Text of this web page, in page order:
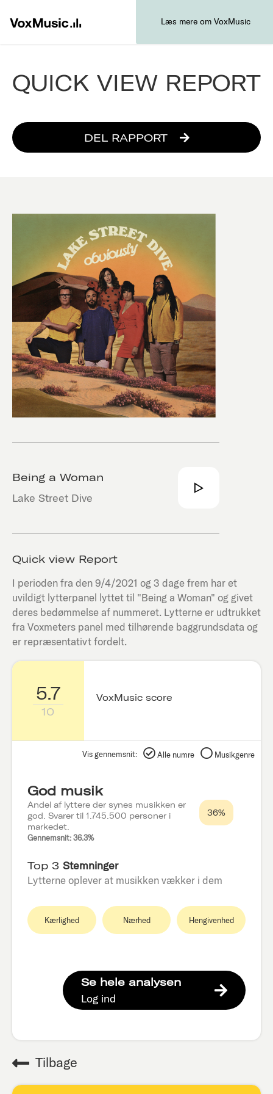
Læs mere om VoxMusic
QUICK VIEW REPORT
DEL RAPPORT
Being a Woman
Lake Street Dive
Quick view Report
I perioden fra den9/4/2021 og 3 dage frem har et
uvildigt lytterpanel lyttet til "Being a Woman" og givet
deres bedømmelse af nummeret. Lytterne er udtrukket
fra Voxmeters panel med tilhørende baggrundsdata og
er repræsentativt fordelt.
5.7
10
VoxMusic score
Vis gennemsnit: Alle numre Musikgenre
God musik
Andel af lyttere der synes musikken er
god. Svarer til 1.745.500 personer i
markedet.
Gennemsnit: 36.3%
36%
Top 3 Stemninger
Lytterne oplever at musikken vækker i dem
Kærlighed Nærhed Hengivenhed
Se hele analysen
Log ind
Tilbage